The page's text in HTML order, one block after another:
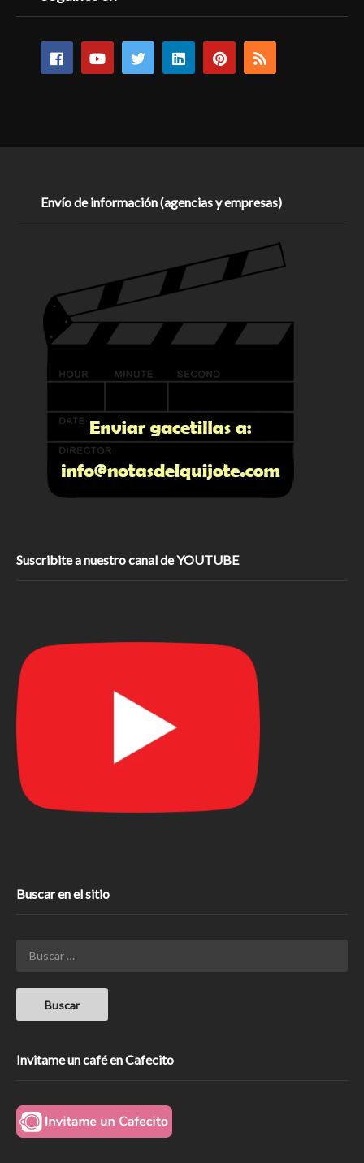
Envío de información (agencias y empresas)
Suscribite a nuestro canal de YOUTUBE
Buscar en el sitio
Invitame un café en Cafecito